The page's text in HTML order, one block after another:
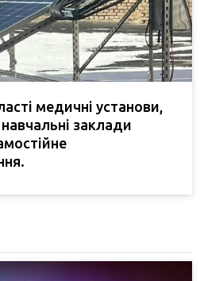
медичні установи,
заклади